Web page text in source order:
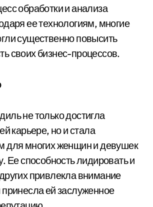
обработки и анализа
ее технологиям, многие
существенно повысить
своих бизнес-процессов.
не только достигла
карьере, но и стала
для многих женщин и девушек
Ее способность лидировать и
привлекла внимание
ей заслуженное